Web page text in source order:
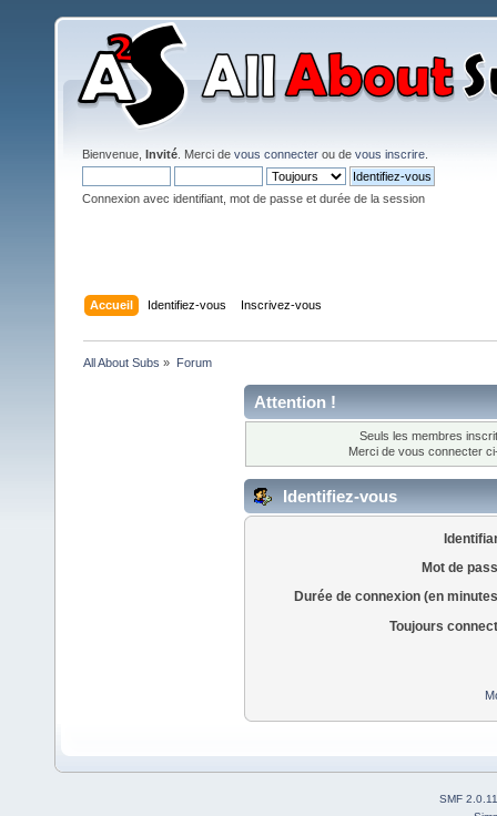
Bienvenue, Invité . Merci de vous connecter ou de vous inscrire
Connexion avec identifiant, mot de passe et durée de la session
Accueil Identifiez-vous Inscrivez-vous
All About Subs » Forum
Attention !
Seuls les membres
Merci de vous connecter
Identifiez-vous
Mot de
Durée de connexion (en
Toujours
SMF 2.0.11